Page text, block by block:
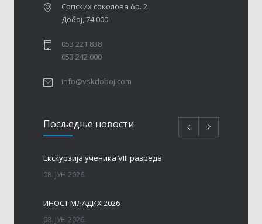
Српских соколова бр. 2
Добој, 74 000
053 221 838
053 242 000
info@vskdoboj.com
Посљедњe новости
Eкскурзија ученика VIII разреда
08. ЈУН 2026.
ИНОСТ МЛАДИХ 2026
08. ЈУН 2026.